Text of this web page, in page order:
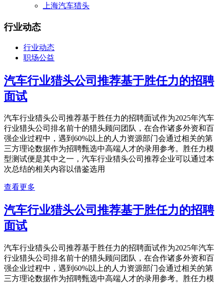
上海汽车猎头
行业动态
行业动态
职场公益
汽车行业猎头公司推荐基于胜任力的招聘
面试
汽车行业猎头公司推荐基于胜任力的招聘面试作为2025年汽车
行业猎头公司排名前十的猎头顾问团队，在合作诸多外资和百
强企业过程中，遇到60%以上的人力资源部门会通过相关的第
三方理论数据作为招聘甄选中高端人才的录用参考。胜任力模
型测试便是其中之一，汽车行业猎头公司推荐企业可以通过本
次总结的相关内容以借鉴选用
查看更多
汽车行业猎头公司推荐基于胜任力的招聘
面试
汽车行业猎头公司推荐基于胜任力的招聘面试作为2025年汽车
行业猎头公司排名前十的猎头顾问团队，在合作诸多外资和百
强企业过程中，遇到60%以上的人力资源部门会通过相关的第
三方理论数据作为招聘甄选中高端人才的录用参考。胜任力模